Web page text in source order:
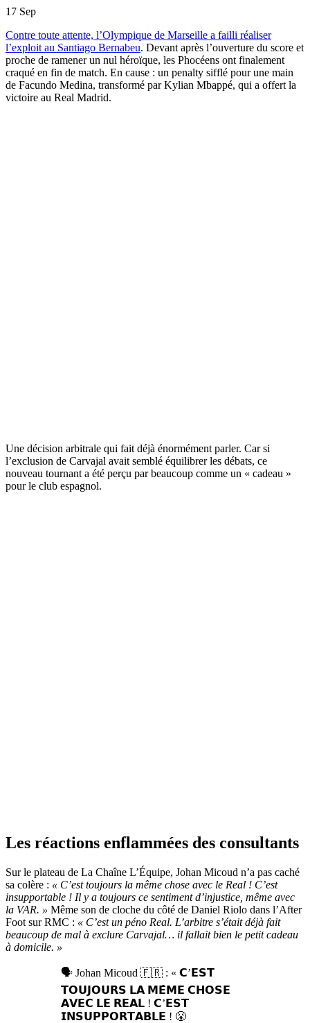
17 Sep
Contre toute attente, l’Olympique de Marseille a failli réaliser
l’exploit au Santiago Bernabeu. Devant après l’ouverture du score et
proche de ramener un nul héroïque, les Phocéens ont finalement
craqué en fin de match. En cause : un penalty sifflé pour une main
de Facundo Medina, transformé par Kylian Mbappé, qui a offert la
victoire au Real Madrid.
Une décision arbitrale qui fait déjà énormément parler. Car si
l’exclusion de Carvajal avait semblé équilibrer les débats, ce
nouveau tournant a été perçu par beaucoup comme un « cadeau »
pour le club espagnol.
Les réactions enflammées des consultants
Sur le plateau de La Chaîne L’Équipe, Johan Micoud n’a pas caché
sa colère : « C’est toujours la même chose avec le Real ! C’est
insupportable ! Il y a toujours ce sentiment d’injustice, même avec
la VAR. » Même son de cloche du côté de Daniel Riolo dans l’After
Foot sur RMC : « C’est un péno Real. L’arbitre s’était déjà fait
beaucoup de mal à exclure Carvajal… il fallait bien le petit cadeau
à domicile. »
🗣️ Johan Micoud 🇫🇷 : « 𝗖’𝗘𝗦𝗧
𝗧𝗢𝗨𝗝𝗢𝗨𝗥𝗦 𝗟𝗔 𝗠𝗘̂𝗠𝗘 𝗖𝗛𝗢𝗦𝗘
𝗔𝗩𝗘𝗖 𝗟𝗘 𝗥𝗘𝗔𝗟 ! 𝗖’𝗘𝗦𝗧
𝗜𝗡𝗦𝗨𝗣𝗣𝗢𝗥𝗧𝗔𝗕𝗟𝗘 ! 😤